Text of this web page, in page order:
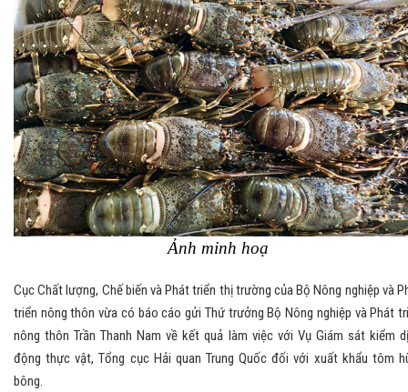
Ảnh minh hoạ
Cục Chất lượng, Chế biến và Phát triển thị trường của Bộ Nông nghiệp và
triển nông thôn vừa có báo cáo gửi Thứ trưởng Bộ Nông nghiệp và Phát
nông thôn Trần Thanh Nam về kết quả làm việc với Vụ Giám sát kiểm
động thực vật, Tổng cục Hải quan Trung Quốc đối với xuất khẩu tôm
bông.